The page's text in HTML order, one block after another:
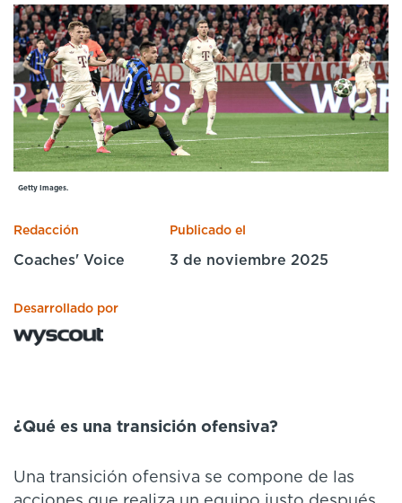
English Español
Getty Images.
Redacción
Coaches' Voice
Publicado el
3 de noviembre 2025
Desarrollado por
¿Qué es una transición ofensiva?
Una transición ofensiva se compone de las